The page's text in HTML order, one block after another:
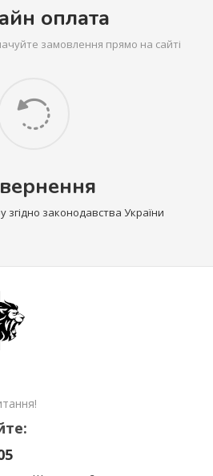
оплата
замовлення прямо на сайті
законодавства України